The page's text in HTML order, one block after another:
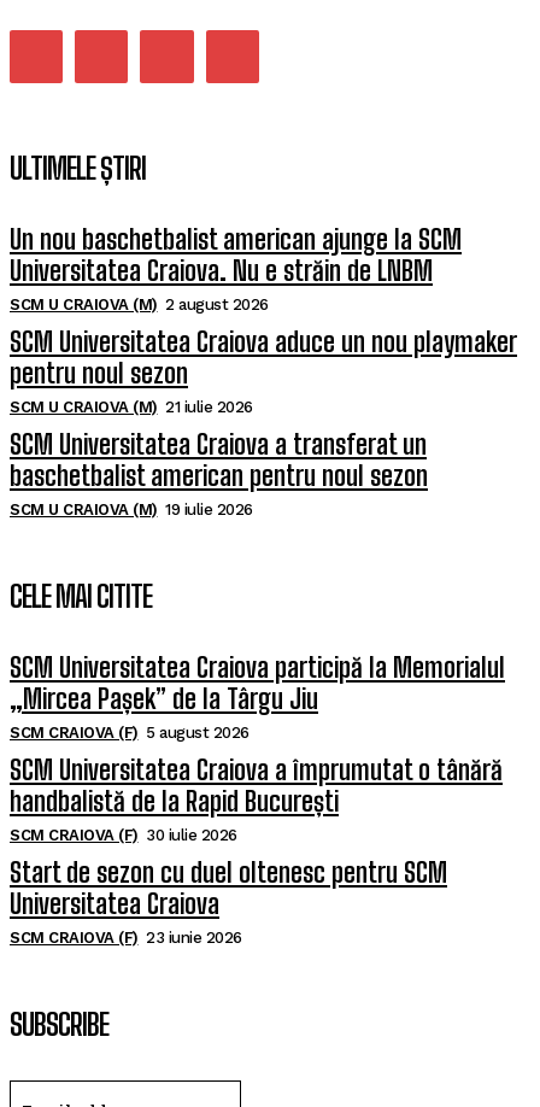
ULTIMELE ȘTIRI
Un nou baschetbalist american ajunge la SCM
Universitatea Craiova. Nu e străin de LNBM
SCM U CRAIOVA (M) 2 august 2026
SCM Universitatea Craiova aduce un nou playmaker
pentru noul sezon
SCM U CRAIOVA (M) 21 iulie 2026
SCM Universitatea Craiova a transferat un
baschetbalist american pentru noul sezon
SCM U CRAIOVA (M) 19 iulie 2026
CELE MAI CITITE
SCM Universitatea Craiova participă la Memorialul
„Mircea Pașek” de la Târgu Jiu
SCM CRAIOVA (F) 5 august 2026
SCM Universitatea Craiova a împrumutat o tânără
handbalistă de la Rapid București
SCM CRAIOVA (F) 30 iulie 2026
Start de sezon cu duel oltenesc pentru SCM
Universitatea Craiova
SCM CRAIOVA (F) 23 iunie 2026
SUBSCRIBE